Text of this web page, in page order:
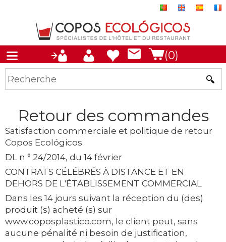
(0)
Retour des commandes
Satisfaction commerciale et politique de retour
Copos Ecológicos
DL n ° 24/2014, du 14 février
CONTRATS CÉLÉBRÉS À DISTANCE ET EN
DEHORS DE L'ÉTABLISSEMENT COMMERCIAL
Dans les 14 jours suivant la réception du (des)
produit (s) acheté (s) sur
www.coposplastico.com, le client peut, sans
aucune pénalité ni besoin de justification,